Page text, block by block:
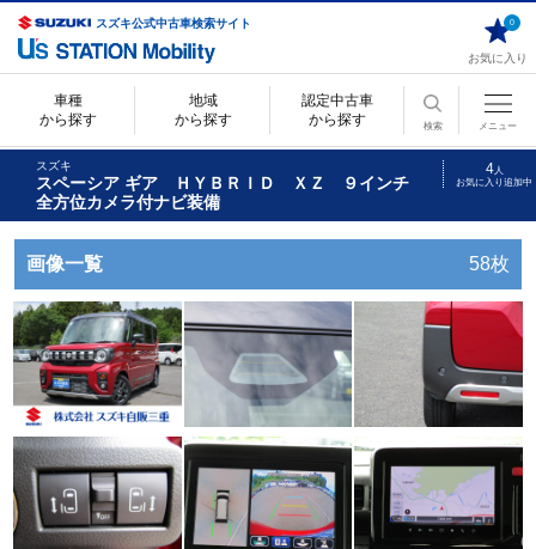
スズキ公式中古車検索サイト
お気に入り
0
車種
から探す
地域
から探す
認定中古車
から探す
検索 メニュー
スズキ
スペーシア ギア ＨＹＢＲＩＤ ＸＺ ９インチ
全方位カメラ付ナビ装備
4人
お気に入り追加中
画像一覧 58枚